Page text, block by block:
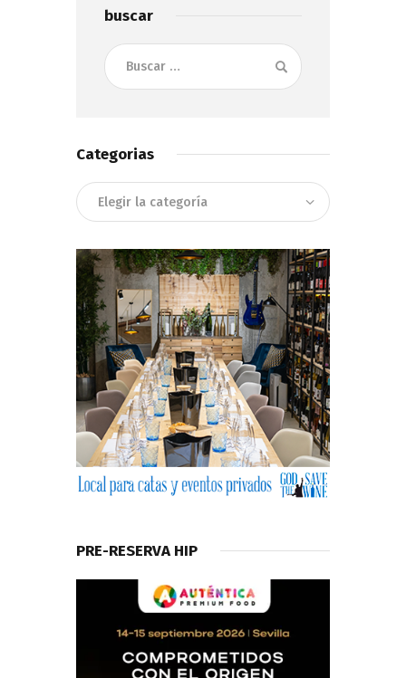
buscar
Buscar:
Categorias
Categorias
PRE-RESERVA HIP